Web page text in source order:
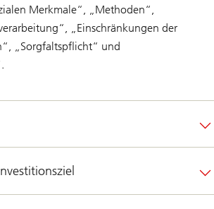
Merkmale“, „Methoden“,
„Einschränkungen der
„Sorgfaltspflicht“ und